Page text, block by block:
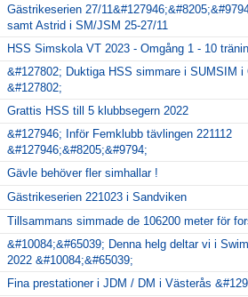
Gästrikeserien 27/
samt Astrid i SM/JSM 25-27/11
HSS Simskola VT 2023 - Omgång 1 - 10
&#127802; Duktiga HSS simmare i SUMSIM i
&#127802;
Grattis HSS till 5 klubbsegern 2022
&#127946; Inför Femklubb tävlingen 221112
&#127946;&#8205;&#9794;
Gävle behöver fler simhallar !
Gästrikeserien 221023 i Sandviken
Tillsammans simmade de 106200 meter för
&#10084;&#65039; Denna helg deltar vi i
2022 &#10084;&#65039;
Fina prestationer i JDM / DM i Västerås